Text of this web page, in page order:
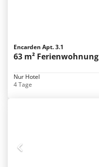
Encarden Apt. 3.1
63 m² Ferienwohnung
Nur Hotel
4 Tage